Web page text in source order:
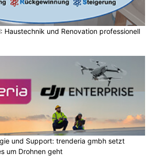
Haustechnik und Renovation professionell
und Support: trenderia gmbh setzt
um Drohnen geht